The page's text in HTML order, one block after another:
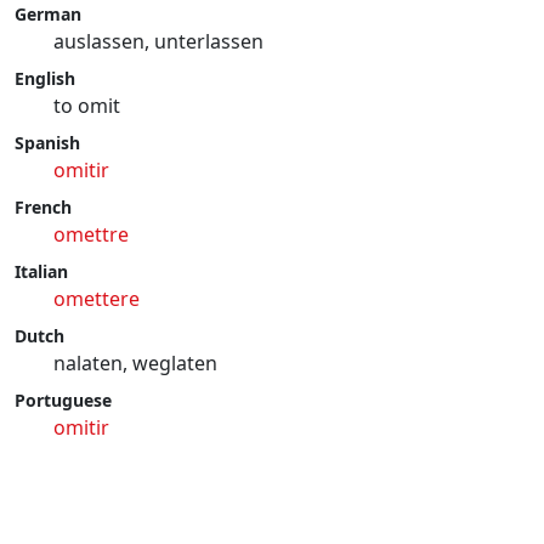
German
auslassen, unterlassen
English
to omit
Spanish
omitir
French
omettre
Italian
omettere
Dutch
nalaten, weglaten
Portuguese
omitir